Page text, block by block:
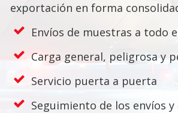
exportación en forma
Envíos de muestras a todo
Carga general, peligrosa y
Servicio puerta a puerta
Seguimiento de los envíos